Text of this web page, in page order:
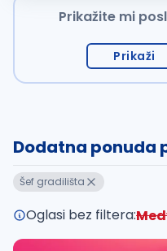
Prikažite mi
Prikaži
Dodatna ponuda
Šef gradilišta
Oglasi bez filtera: